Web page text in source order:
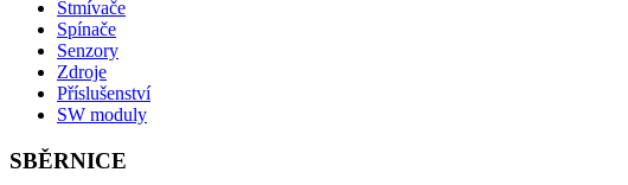
Stmívače
Spínače
Senzory
Zdroje
Příslušenství
SW moduly
SBĚRNICE